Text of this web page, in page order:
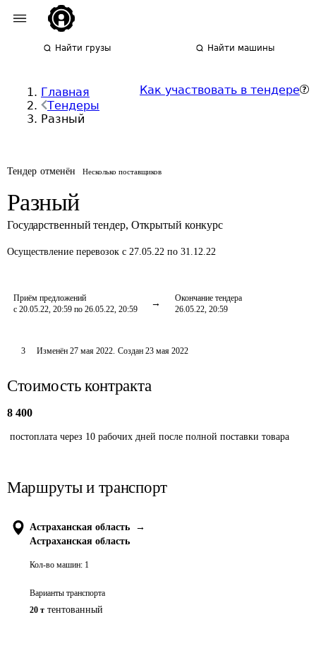
Найти грузы Найти машины
Главная
Тендеры
Разный
Как участвовать в тендере
Тендер отменён Несколько поставщиков
Разный
Государственный тендер, Открытый конкурс
Осуществление перевозок с 27.05.22 по 31.12.22
Приём предложений
с 20.05.22, 20:59 по 26.05.22, 20:59
Окончание тендера
26.05.22, 20:59
3 Изменён 27 мая 2022. Создан 23 мая 2022
Стоимость контракта
8 400
постоплата через 10 рабочих дней после полной поставки товара
Маршруты и транспорт
Астраханская область
→
Астраханская область
Кол-во машин: 1
Варианты транспорта
20 т тентованный